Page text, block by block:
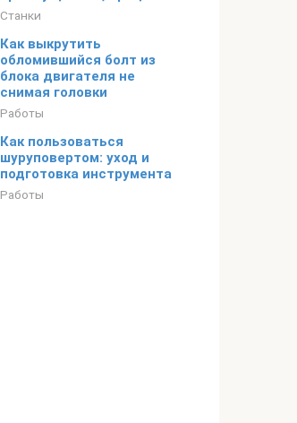
Станки
Как выкрутить
обломившийся болт из
блока двигателя не
снимая головки
Работы
Как пользоваться
шуруповертом: уход и
подготовка инструмента
Работы